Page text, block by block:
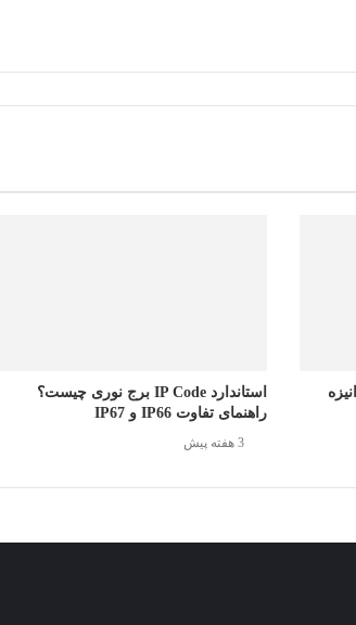
استاندارد IP Code برج نوری چیست؟
راهنمای تفاوت IP66 و IP67
3 هفته پیش